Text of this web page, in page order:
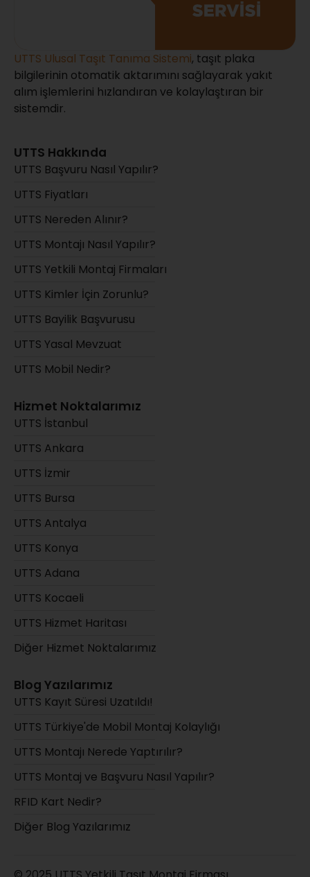
UTTS Ulusal Taşıt Tanıma Sistemi, taşıt plaka
bilgilerinin otomatik aktarımını sağlayarak yakıt
alım işlemlerini hızlandıran ve kolaylaştıran bir
sistemdir.
UTTS Hakkında
UTTS Başvuru Nasıl Yapılır?
UTTS Fiyatları
UTTS Nereden Alınır?
UTTS Montajı Nasıl Yapılır?
UTTS Yetkili Montaj Firmaları
UTTS Kimler İçin Zorunlu?
UTTS Bayilik Başvurusu
UTTS Yasal Mevzuat
UTTS Mobil Nedir?
Hizmet Noktalarımız
UTTS İstanbul
UTTS Ankara
UTTS İzmir
UTTS Bursa
UTTS Antalya
UTTS Konya
UTTS Adana
UTTS Kocaeli
UTTS Hizmet Haritası
Diğer Hizmet Noktalarımız
Blog Yazılarımız
UTTS Kayıt Süresi Uzatıldı!
UTTS Türkiye'de Mobil Montaj Kolaylığı
UTTS Montajı Nerede Yaptırılır?
UTTS Montaj ve Başvuru Nasıl Yapılır?
RFID Kart Nedir?
Diğer Blog Yazılarımız